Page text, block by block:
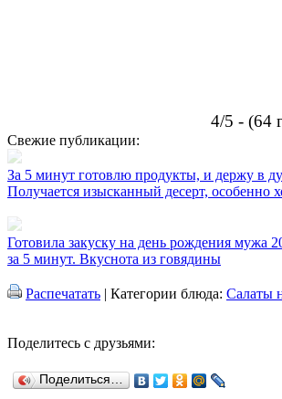
4/5 - (64
Свежие публикации:
За 5 минут готовлю продукты, и держу в
Получается изысканный десерт,
Готовила закуску на день рождения мужа
за 5 минут. Вкуснота из говядины
Распечатать | Категории блюда: Салаты
Поделитесь с друзьями:
Поделиться…